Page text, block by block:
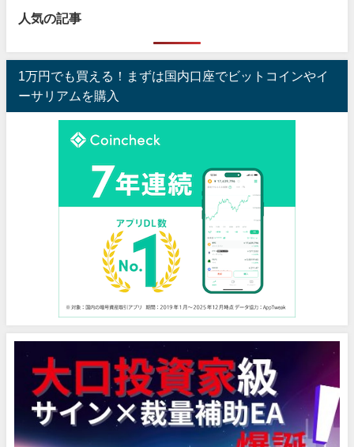
人気の記事
1万円でも買える！まずは国内口座でビットコインやイ
ーサリアムを購入